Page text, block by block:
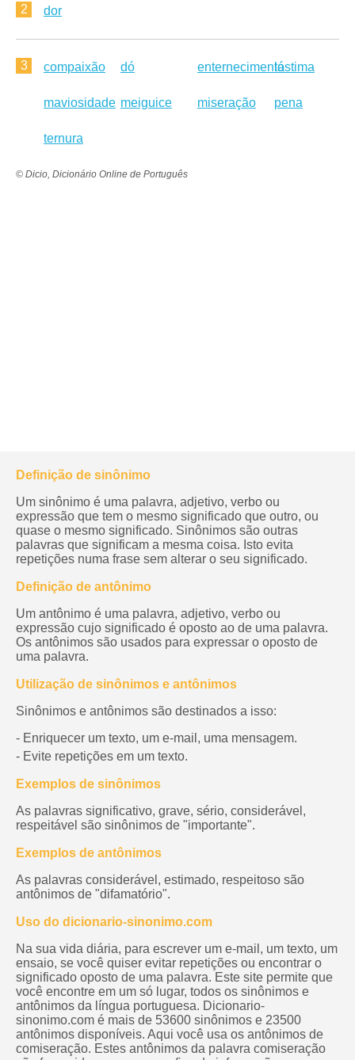
2 dor
3 compaixão dó enternecimentolástima
maviosidade meiguice miseração pena
ternura
© Dicio, Dicionário Online de Português
Definição de sinônimo
Um sinônimo é uma palavra, adjetivo, verbo ou
expressão que tem o mesmo significado que outro, ou
quase o mesmo significado. Sinônimos são outras
palavras que significam a mesma coisa. Isto evita
repetições numa frase sem alterar o seu significado.
Definição de antônimo
Um antônimo é uma palavra, adjetivo, verbo ou
expressão cujo significado é oposto ao de uma palavra.
Os antônimos são usados para expressar o oposto de
uma palavra.
Utilização de sinônimos e antônimos
Sinônimos e antônimos são destinados a isso:
- Enriquecer um texto, um e-mail, uma mensagem.
- Evite repetições em um texto.
Exemplos de sinônimos
As palavras significativo, grave, sério, considerável,
respeitável são sinônimos de "importante".
Exemplos de antônimos
As palavras considerável, estimado, respeitoso são
antônimos de "difamatório".
Uso do dicionario-sinonimo.com
Na sua vida diária, para escrever um e-mail, um texto, um
ensaio, se você quiser evitar repetições ou encontrar o
significado oposto de uma palavra. Este site permite que
você encontre em um só lugar, todos os sinônimos e
antônimos da língua portuguesa. Dicionario-
sinonimo.com é mais de 53600 sinônimos e 23500
antônimos disponíveis. Aqui você usa os antônimos de
comiseração. Estes antônimos da palavra comiseração